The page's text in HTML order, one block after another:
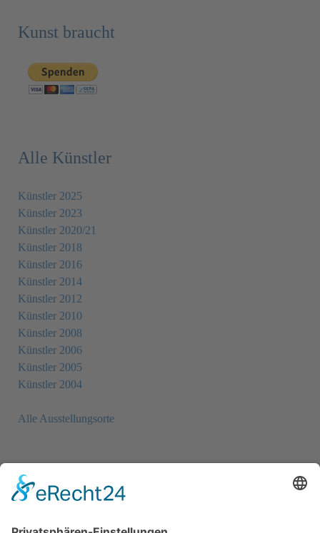
Kunst braucht
Alle Künstler
Künstler 2025
Künstler 2023
Künstler 2020/21
Künstler 2018
Künstler 2016
Künstler 2014
Künstler 2012
Künstler 2010
Künstler 2008
Künstler 2006
Künstler 2005
Künstler 2004
Alle Ausstellungsorte
Newsletter